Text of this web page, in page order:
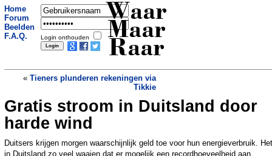
Home
Forum
Beelden
F.A.Q.
Login onthouden
Waar
Maar
Raar
« Tieners plunderen rekeningen via
Tikkie
Ruzie om parkeerplaats voor brandweer
resulteert in drie arrestaties»
Gratis stroom in Duitsland door
harde wind
Duitsers krijgen morgen waarschijnlijk geld toe voor hun energieverbruik.
in Duitsland zo veel waaien dat er mogelijk een recordhoeveelheid aan